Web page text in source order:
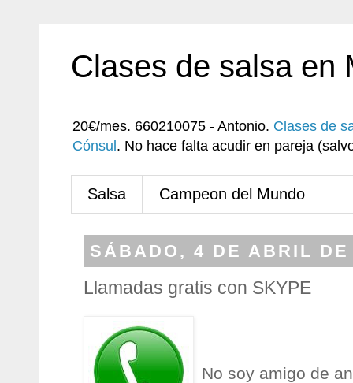
Clases de salsa en
20€/mes. 660210075 - Antonio. Clases de
Cónsul . No hace falta acudir en pareja
Salsa Campeon del Mundo
SÁBADO, 4 DE ABRIL
Llamadas gratis con SKYPE
No soy amigo de